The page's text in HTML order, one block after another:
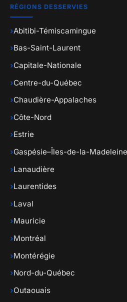
RÉGIONS DESSERVIES
›Abitibi-Témiscamingue
›Bas-Saint-Laurent
›Capitale-Nationale
›Centre-du-Québec
›Chaudière-Appalaches
›Côte-Nord
›Estrie
›Gaspésie–Îles-de-la-Madeleine
›Lanaudière
›Laurentides
›Laval
›Mauricie
›Montréal
›Montérégie
›Nord-du-Québec
›Outaouais